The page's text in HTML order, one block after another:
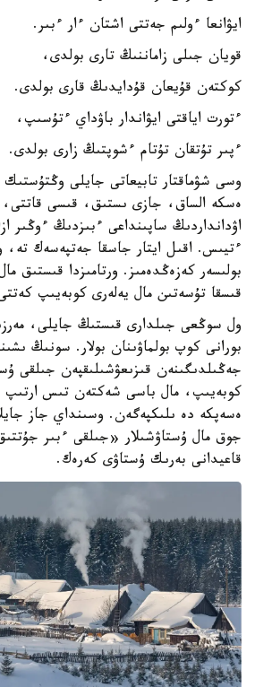
ايۋانعا ءولىم جەتتى اشتان ءار ءبىر.
قويان جىلى زاماننىڭ تارى بولدى،
كوكتەن قۇيعان قۇدايدىڭ قارى بولدى.
ءتورت اياقتى ايۋاندار باۋداي ءتۇسىپ،
ءپىر تۇتقان تۇتام ءشوپتىڭ زارى بولدى.
وسى شۋماقتار تابيعاتى جايلى وڭتۇستىك
ەسكە الساق، جازى ىستىق، قىسى
اۋدانداردىڭ ساپىنداعى ءبىزدىڭ ءوڭىر
ءتيىس. اقىل ايتار جاسقا جەتپەسەك تە،
بولىسەر كەزەڭدەمىز. ورتامىزدا قىستىق
قىسقا تۇسەتىن مال يەلەرى كوبەيىپ
ول سوڭعى جىلدارى قىستىڭ جايلى،
بورانى كوپ بولماۋىنان بولار. سونىڭ
جەڭىلدىگىنەن قىزىعۋشىلىقپەن جىلقى
كوبەيىپ، مال باسى شەكتەن تىس ارتىپ
ەسەپكە دە ىلىكپەگەن. وسىنداي جاز
جوق مال ۇستاۋشىلار «جىلقى ءبىر
قاعيدانى بەرىك ۇستاۋى كەرەك.